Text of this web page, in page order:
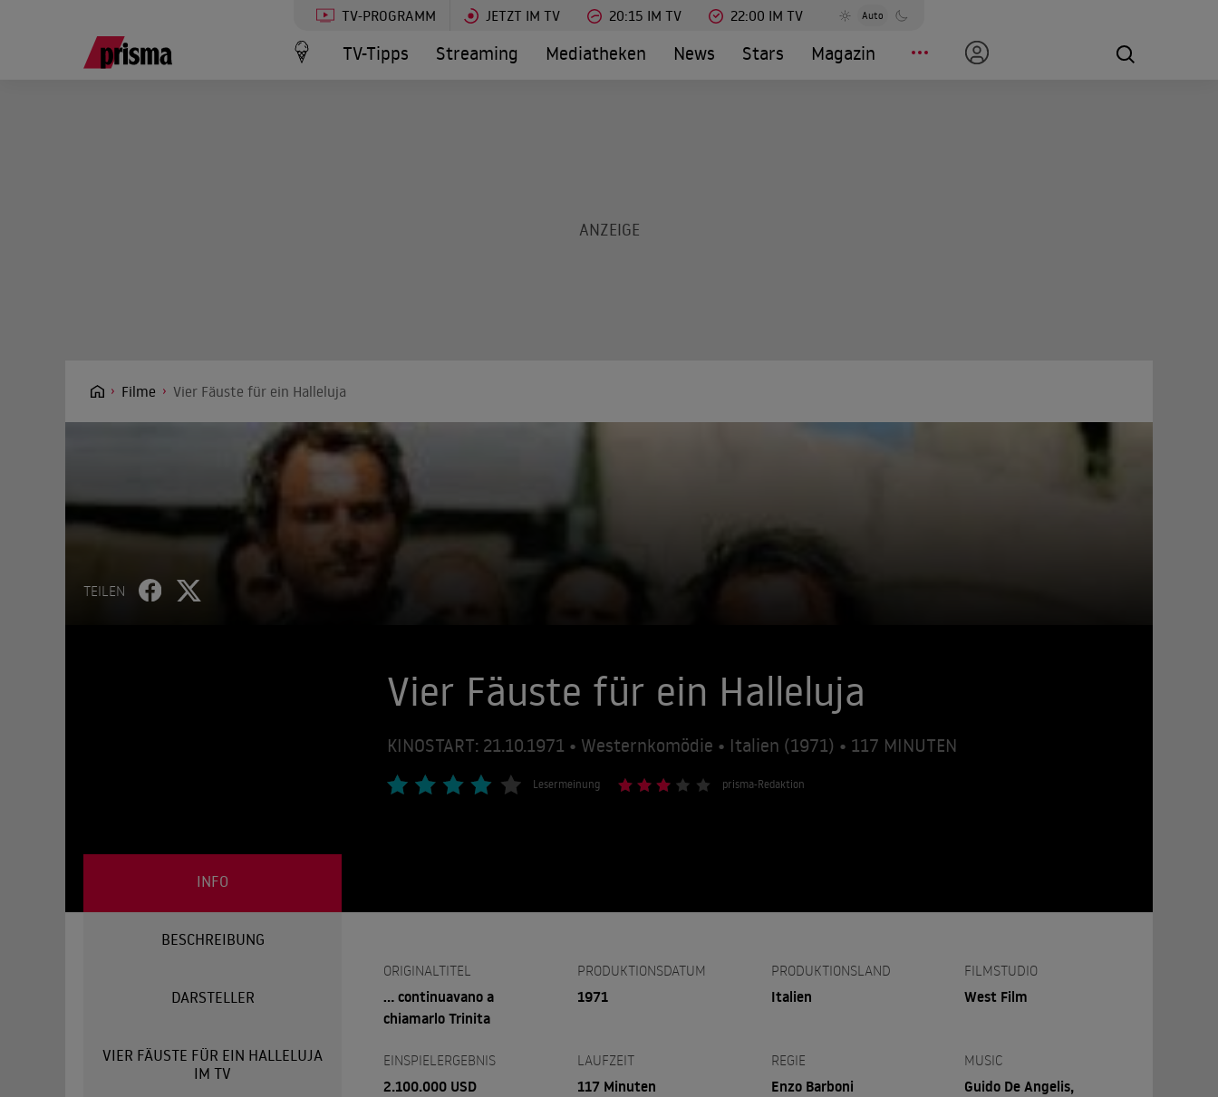
TV-PROGRAMM JETZT IM TV 20:15 IM TV 22:00 IM TV Auto
TV-Tipps Streaming Mediatheken News Stars Magazin
Filme Vier Fäuste für ein Halleluja
TEILEN
Vier Fäuste für ein Halleluja
KINOSTART: 21.10.1971 • Westernkomödie • Italien (1971) • 117 MINUTEN
Lesermeinung prisma-Redaktion
INFO
BESCHREIBUNG
DARSTELLER
VIER FÄUSTE FÜR EIN HALLELUJA
IM TV
ORIGINALTITEL
... continuavano a
chiamarlo Trinita
PRODUKTIONSDATUM
1971
PRODUKTIONSLAND
Italien
FILMSTUDIO
West Film
EINSPIELERGEBNIS
2.100.000 USD
LAUFZEIT
117 Minuten
REGIE
Enzo Barboni
MUSIC
Guido De Angelis,